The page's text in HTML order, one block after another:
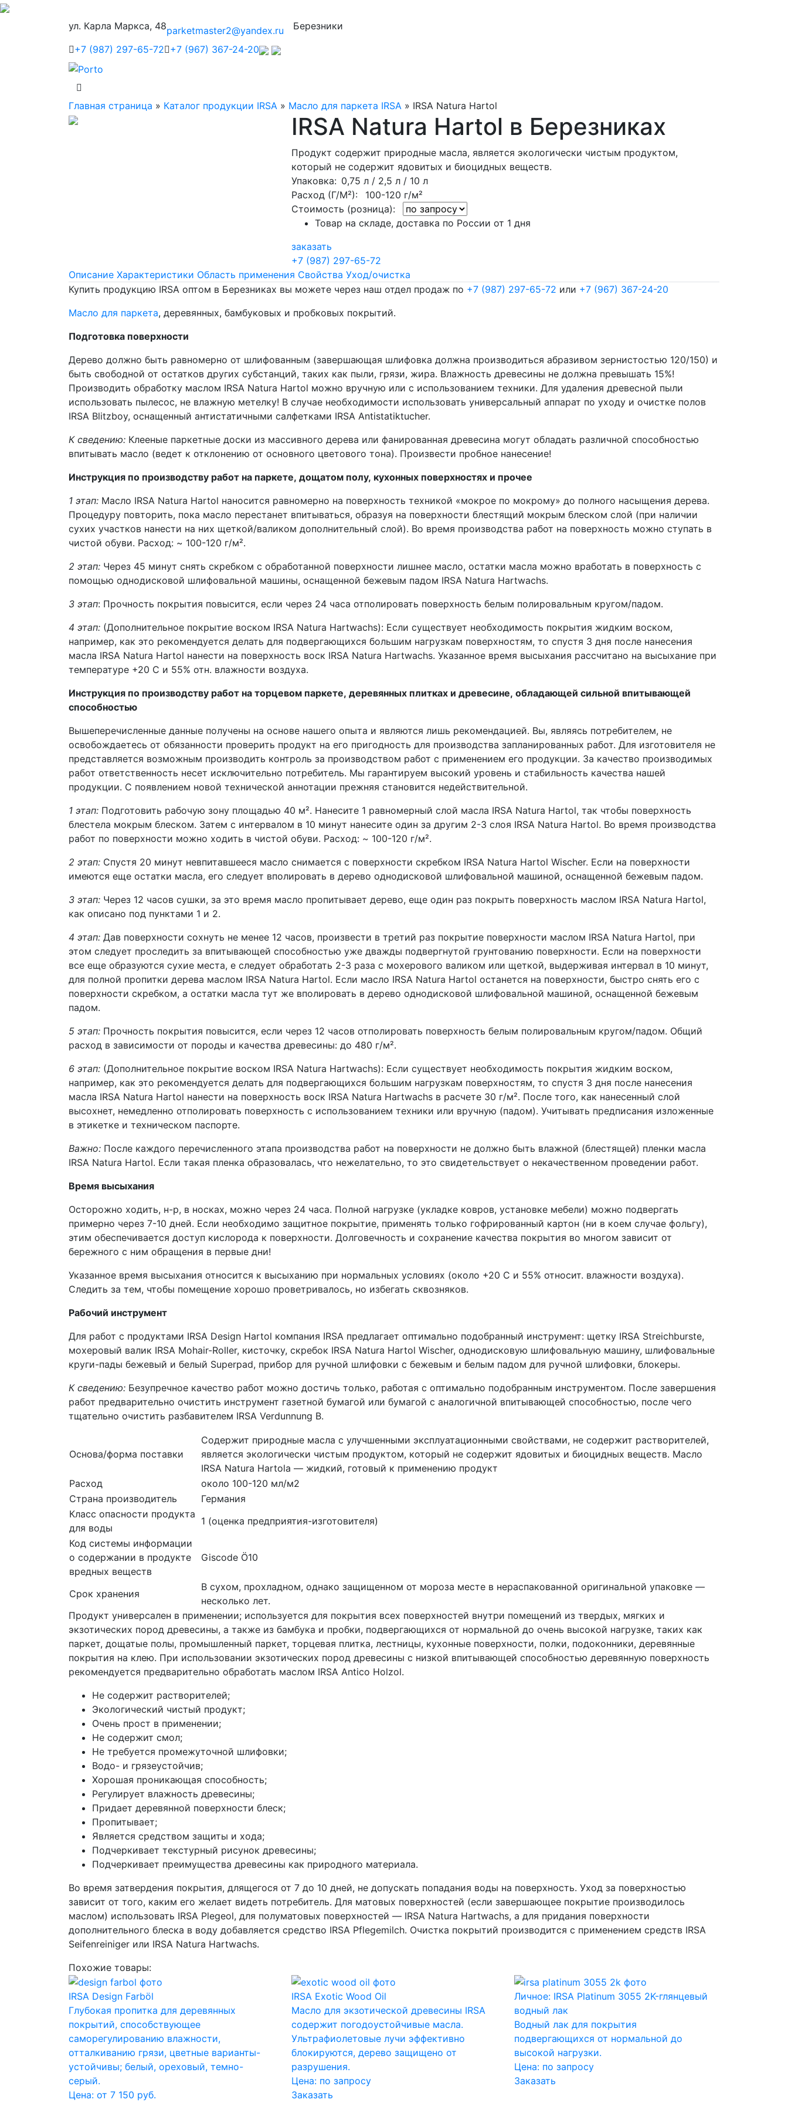
ул. Карла Маркса, 48parketmaster2@yandex.ru
Березники
+7 (987) 297-65-72 +7 (967) 367-24-20
Главная страница » Каталог продукции IRSA » Масло для паркета IRSA » IRSA Natura Hartol
IRSA Natura Hartol в Березниках
Продукт содержит природные масла, является экологически чистым продуктом,
который не содержит ядовитых и биоцидных веществ.
Упаковка: 0,75 л / 2,5 л / 10 л
Расход (Г/М²): 100-120 г/м²
Стоимость (розница):
Товар на складе, доставка по России от 1 дня
заказать
+7 (987) 297-65-72
Описание Характеристики Область применения Свойства Уход/очистка
Купить продукцию IRSA оптом в Березниках вы можете через наш отдел продаж по +7 (987) 297-65-72 или +7 (967) 367-24-20
Масло для паркета, деревянных, бамбуковых и пробковых покрытий.
Подготовка поверхности
Дерево должно быть равномерно от шлифованным (завершающая шлифовка должна производиться абразивом зернистостью 120/150) и
быть свободной от остатков других субстанций, таких как пыли, грязи, жира. Влажность древесины не должна превышать 15%!
Производить обработку маслом IRSA Natura Hartol можно вручную или с использованием техники. Для удаления древесной пыли
использовать пылесос, не влажную метелку! В случае необходимости использовать универсальный аппарат по уходу и очистке полов
IRSA Blitzboy, оснащенный антистатичными салфетками IRSA Antistatiktucher.
К сведению: Клееные паркетные доски из массивного дерева или фанированная древесина могут обладать различной способностью
впитывать масло (ведет к отклонению от основного цветового тона). Произвести пробное нанесение!
Инструкция по производству работ на паркете, дощатом полу, кухонных поверхностях и прочее
1 этап: Масло IRSA Natura Hartol наносится равномерно на поверхность техникой «мокрое по мокрому» до полного насыщения дерева.
Процедуру повторить, пока масло перестанет впитываться, образуя на поверхности блестящий мокрым блеском слой (при наличии
сухих участков нанести на них щеткой/валиком дополнительный слой). Во время производства работ на поверхность можно ступать в
чистой обуви. Расход: ~ 100-120 г/м².
2 этап: Через 45 минут снять скребком с обработанной поверхности лишнее масло, остатки масла можно вработать в поверхность с
помощью однодисковой шлифовальной машины, оснащенной бежевым падом IRSA Natura Hartwachs.
3 этап: Прочность покрытия повысится, если через 24 часа отполировать поверхность белым полировальным кругом/падом.
4 этап: (Дополнительное покрытие воском IRSA Natura Hartwachs): Если существует необходимость покрытия жидким воском,
например, как это рекомендуется делать для подвергающихся большим нагрузкам поверхностям, то спустя 3 дня после нанесения
масла IRSA Natura Hartol нанести на поверхность воск IRSA Natura Hartwachs. Указанное время высыхания рассчитано на высыхание при
температуре +20 С и 55% отн. влажности воздуха.
Инструкция по производству работ на торцевом паркете, деревянных плитках и древесине, обладающей сильной впитывающей
способностью
Вышеперечисленные данные получены на основе нашего опыта и являются лишь рекомендацией. Вы, являясь потребителем, не
освобождаетесь от обязанности проверить продукт на его пригодность для производства запланированных работ. Для изготовителя не
представляется возможным производить контроль за производством работ с применением его продукции. За качество производимых
работ ответственность несет исключительно потребитель. Мы гарантируем высокий уровень и стабильность качества нашей
продукции. С появлением новой технической аннотации прежняя становится недействительной.
1 этап: Подготовить рабочую зону площадью 40 м². Нанесите 1 равномерный слой масла IRSA Natura Hartol, так чтобы поверхность
блестела мокрым блеском. Затем с интервалом в 10 минут нанесите один за другим 2-3 слоя IRSA Natura Hartol. Во время производства
работ по поверхности можно ходить в чистой обуви. Расход: ~ 100-120 г/м².
2 этап: Спустя 20 минут невпитавшееся масло снимается с поверхности скребком IRSA Natura Hartol Wischer. Если на поверхности
имеются еще остатки масла, его следует вполировать в дерево однодисковой шлифовальной машиной, оснащенной бежевым падом.
3 этап: Через 12 часов сушки, за это время масло пропитывает дерево, еще один раз покрыть поверхность маслом IRSA Natura Hartol,
как описано под пунктами 1 и 2.
4 этап: Дав поверхности сохнуть не менее 12 часов, произвести в третий раз покрытие поверхности маслом IRSA Natura Hartol, при
этом следует проследить за впитывающей способностью уже дважды подвергнутой грунтованию поверхности. Если на поверхности
все еще образуются сухие места, е следует обработать 2-3 раза с мохерового валиком или щеткой, выдерживая интервал в 10 минут,
для полной пропитки дерева маслом IRSA Natura Hartol. Если масло IRSA Natura Hartol останется на поверхности, быстро снять его с
поверхности скребком, а остатки масла тут же вполировать в дерево однодисковой шлифовальной машиной, оснащенной бежевым
падом.
5 этап: Прочность покрытия повысится, если через 12 часов отполировать поверхность белым полировальным кругом/падом. Общий
расход в зависимости от породы и качества древесины: до 480 г/м².
6 этап: (Дополнительное покрытие воском IRSA Natura Hartwachs): Если существует необходимость покрытия жидким воском,
например, как это рекомендуется делать для подвергающихся большим нагрузкам поверхностям, то спустя 3 дня после нанесения
масла IRSA Natura Hartol нанести на поверхность воск IRSA Natura Hartwachs в расчете 30 г/м². После того, как нанесенный слой
высохнет, немедленно отполировать поверхность с использованием техники или вручную (падом). Учитывать предписания изложенные
в этикетке и техническом паспорте.
Важно: После каждого перечисленного этапа производства работ на поверхности не должно быть влажной (блестящей) пленки масла
IRSA Natura Hartol. Если такая пленка образовалась, что нежелательно, то это свидетельствует о некачественном проведении работ.
Время высыхания
Осторожно ходить, н-р, в носках, можно через 24 часа. Полной нагрузке (укладке ковров, установке мебели) можно подвергать
примерно через 7-10 дней. Если необходимо защитное покрытие, применять только гофрированный картон (ни в коем случае фольгу),
этим обеспечивается доступ кислорода к поверхности. Долговечность и сохранение качества покрытия во многом зависит от
бережного с ним обращения в первые дни!
Указанное время высыхания относится к высыханию при нормальных условиях (около +20 С и 55% относит. влажности воздуха).
Следить за тем, чтобы помещение хорошо проветривалось, но избегать сквозняков.
Рабочий инструмент
Для работ с продуктами IRSA Design Hartol компания IRSA предлагает оптимально подобранный инструмент: щетку IRSA Streichburste,
мохеровый валик IRSA Mohair-Roller, кисточку, скребок IRSA Natura Hartol Wischer, однодисковую шлифовальную машину, шлифовальные
круги-пады бежевый и белый Superpad, прибор для ручной шлифовки с бежевым и белым падом для ручной шлифовки, блокеры.
К сведению: Безупречное качество работ можно достичь только, работая с оптимально подобранным инструментом. После завершения
работ предварительно очистить инструмент газетной бумагой или бумагой с аналогичной впитывающей способностью, после чего
тщательно очистить разбавителем IRSA Verdunnung B.
Основа/форма поставки
Содержит природные масла с улучшенными эксплуатационными свойствами, не содержит растворителей,
является экологически чистым продуктом, который не содержит ядовитых и биоцидных веществ. Масло
IRSA Natura Hartola — жидкий, готовый к применению продукт
Расход
около 100-120 мл/м2
Страна производитель
Германия
Класс опасности продукта
для воды
1 (оценка предприятия-изготовителя)
Код системы информации
о содержании в продукте
вредных веществ
Giscode Ö10
Срок хранения
В сухом, прохладном, однако защищенном от мороза месте в нераспакованной оригинальной упаковке —
несколько лет.
Продукт универсален в применении; используется для покрытия всех поверхностей внутри помещений из твердых, мягких и
экзотических пород древесины, а также из бамбука и пробки, подвергающихся от нормальной до очень высокой нагрузке, таких как
паркет, дощатые полы, промышленный паркет, торцевая плитка, лестницы, кухонные поверхности, полки, подоконники, деревянные
покрытия на клею. При использовании экзотических пород древесины с низкой впитывающей способностью деревянную поверхность
рекомендуется предварительно обработать маслом IRSA Antico Holzol.
Не содержит растворителей;
Экологический чистый продукт;
Очень прост в применении;
Не содержит смол;
Не требуется промежуточной шлифовки;
Водо- и грязеустойчив;
Хорошая проникающая способность;
Регулирует влажность древесины;
Придает деревянной поверхности блеск;
Пропитывает;
Является средством защиты и хода;
Подчеркивает текстурный рисунок древесины;
Подчеркивает преимущества древесины как природного материала.
Во время затвердения покрытия, длящегося от 7 до 10 дней, не допускать попадания воды на поверхность. Уход за поверхностью
зависит от того, каким его желает видеть потребитель. Для матовых поверхностей (если завершающее покрытие производилось
маслом) использовать IRSA Plegeol, для полуматовых поверхностей — IRSA Natura Hartwachs, а для придания поверхности
дополнительного блеска в воду добавляется средство IRSA Pflegemilch. Очистка покрытий производится с применением средств IRSA
Seifenreiniger или IRSA Natura Hartwachs.
Похожие товары:
IRSA Design Farböl
Глубокая пропитка для деревянных
покрытий, способствующее
саморегулированию влажности,
отталкиванию грязи, цветные варианты-
устойчивы; белый, ореховый, темно-
серый.
Цена: от 7 150 руб.
IRSA Exotic Wood Oil
Масло для экзотической древесины IRSA
содержит погодоустойчивые масла.
Ультрафиолетовые лучи эффективно
блокируются, дерево защищено от
разрушения.
Цена: по запросу
Заказать
Личное: IRSA Platinum 3055 2K-глянцевый
водный лак
Водный лак для покрытия
подвергающихся от нормальной до
высокой нагрузки.
Цена: по запросу
Заказать